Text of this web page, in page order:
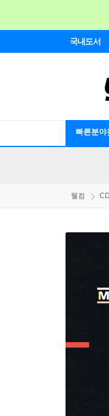
국내도서
빠른분야
웰컴